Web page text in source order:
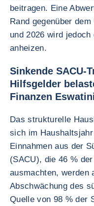
beitragen. Eine
Rand gegenüber
und 2026 wird
anheizen.
Sinkende SACU-
Hilfsgelder
Finanzen
Das strukturelle
sich im
Einnahmen aus der
(SACU), die 46 %
ausmachten, werden
Abschwächung des
Quelle von 98 % der